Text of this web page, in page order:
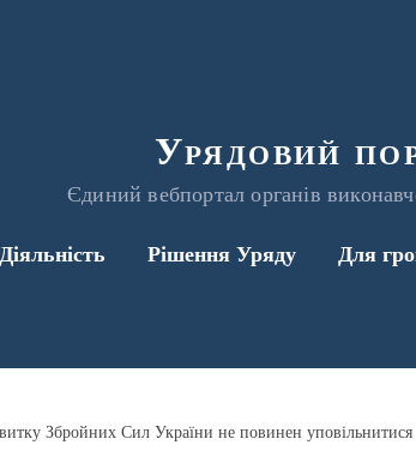
Урядовий
Єдиний вебпортал органів
Діяльність Рішення Уряду Для
Збройних Сил України не повинен уповільнитися